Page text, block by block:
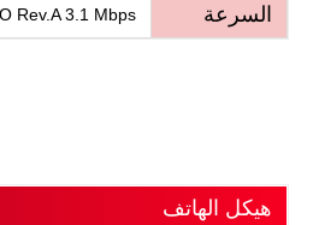
السرعة Rev.A 3.1 Mbps.
هيكل الهاتف